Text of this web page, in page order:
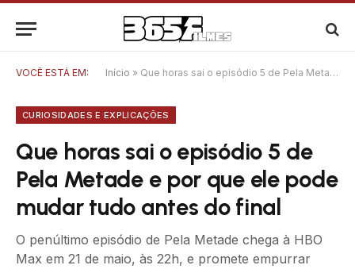
VOCÊ ESTÁ EM: Início » Que horas sai o episódio 5 de Pela Metade e por que ele pode mudar tudo antes do final
CURIOSIDADES E EXPLICAÇÕES
Que horas sai o episódio 5 de
Pela Metade e por que ele pode
mudar tudo antes do final
O penúltimo episódio de Pela Metade chega à HBO
Max em 21 de maio, às 22h, e promete empurrar